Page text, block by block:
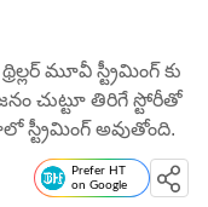
మూవీ స్ట్రీమింగ్ కు
చుట్టూ తిరిగే స్టోరీతో
స్ట్రీమింగ్ అవుతోంది.
Prefer HT
on Google